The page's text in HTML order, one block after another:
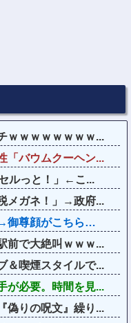
ｗｗｗｗｗｗｗｗ...
「バウムクーヘン...
ルっと！」←こ...
メガネ！」→政府...
→御尊顔がこちら…
前で大絶叫ｗｗｗ...
＆喫煙スタイルで...
が必要。時間を見...
偽りの呪文』繰り...